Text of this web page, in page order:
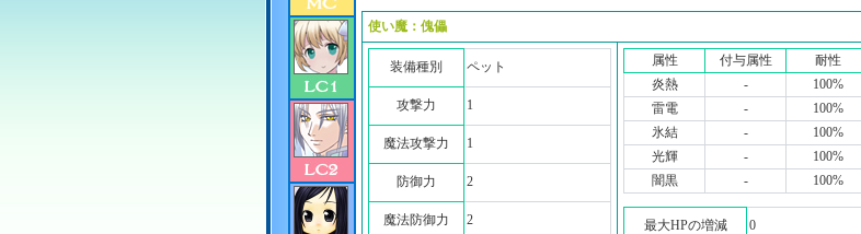
使い魔：傀儡
装備種別 ペット
攻撃力 1
魔法攻撃力 1
防御力 2
魔法防御力 2
属性 付与属性
耐性
炎熱
-
100%
雷電
-
100%
氷結
-
100%
光輝
-
100%
闇黒
- 100%
最大HPの増減 0